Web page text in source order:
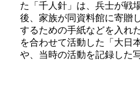
た「千人針」は、兵士が戦
後、家族が同資料館に寄贈
するための手紙などを入れ
を合わせて活動した「大日
や、当時の活動を記録した